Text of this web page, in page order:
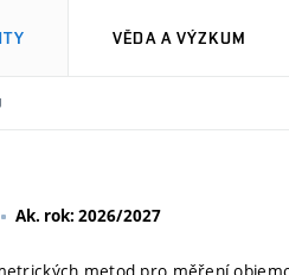
VĚDA A VÝZKUM
Ak. rok: 2026/2027